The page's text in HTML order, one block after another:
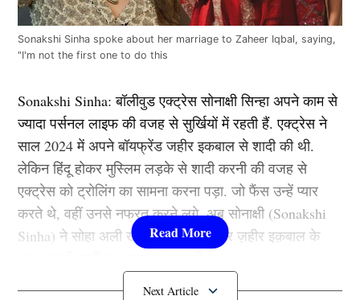
Sonakshi Sinha spoke about her marriage to Zaheer Iqbal, saying,
"I'm not the first one to do this
Sonakshi Sinha: बॉलीवुड एक्ट्रेस सोनाक्षी सिन्हा अपने काम से
ज्यादा पर्सनल लाइफ की वजह से सुर्खियों में रहती हैं. एक्ट्रेस ने
साल 2024 में अपने बॉयफ्रेंड जहीर इकबाल से शादी की थी.
लेकिन हिंदू होकर मुस्लिम लड़के से शादी करनी की वजह से
एक्ट्रेस को ट्रोलिंग का सामना करना पड़ा. जो फैंस उन्हें प्यार
करते थे, वहीं उनसे नफरत करने लगे. अब सोनाक्षी (Sonakshi
Sinha) ने सोहा अली खान के पॉडकास्ट पर ज़हीर इक़बाल के